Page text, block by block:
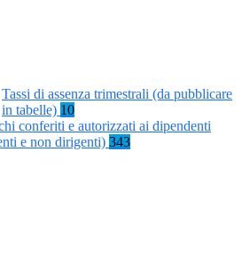
Tassi di assenza trimestrali (da pubblicare
in tabelle) 10
conferiti e autorizzati ai dipendenti
e non dirigenti) 343